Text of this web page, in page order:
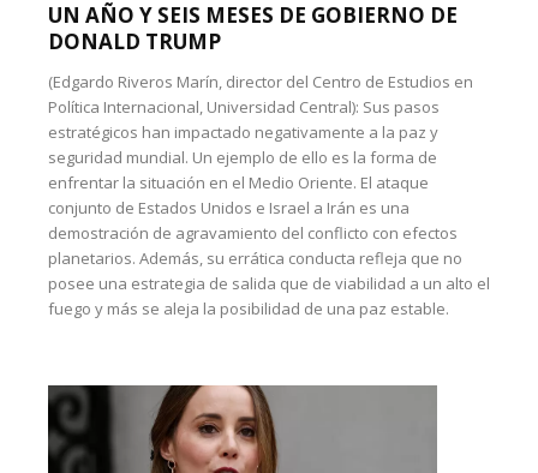
UN AÑO Y SEIS MESES DE GOBIERNO DE
DONALD TRUMP
(Edgardo Riveros Marín, director del Centro de Estudios en
Política Internacional, Universidad Central): Sus pasos
estratégicos han impactado negativamente a la paz y
seguridad mundial. Un ejemplo de ello es la forma de
enfrentar la situación en el Medio Oriente. El ataque
conjunto de Estados Unidos e Israel a Irán es una
demostración de agravamiento del conflicto con efectos
planetarios. Además, su errática conducta refleja que no
posee una estrategia de salida que de viabilidad a un alto el
fuego y más se aleja la posibilidad de una paz estable.